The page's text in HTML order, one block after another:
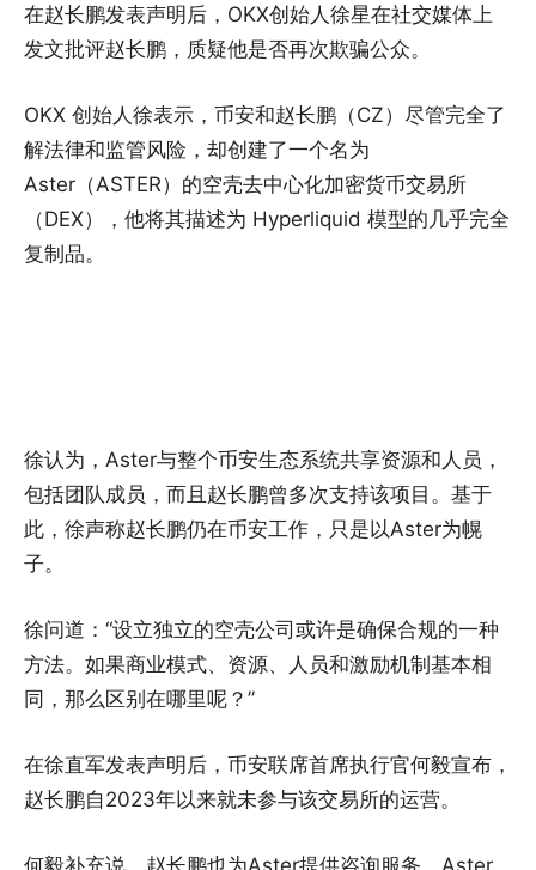
在赵长鹏发表声明后，OKX创始人徐星在社交媒体上
发文批评赵长鹏，质疑他是否再次欺骗公众。
OKX 创始人徐表示，币安和赵长鹏（CZ）尽管完全了
解法律和监管风险，却创建了一个名为
Aster（ASTER）的空壳去中心化加密货币交易所
（DEX），他将其描述为 Hyperliquid 模型的几乎完全
复制品。
徐认为，Aster与整个币安生态系统共享资源和人员，
包括团队成员，而且赵长鹏曾多次支持该项目。基于
此，徐声称赵长鹏仍在币安工作，只是以Aster为幌
子。
徐问道：“设立独立的空壳公司或许是确保合规的一种
方法。如果商业模式、资源、人员和激励机制基本相
同，那么区别在哪里呢？”
在徐直军发表声明后，币安联席首席执行官何毅宣布，
赵长鹏自2023年以来就未参与该交易所的运营。
何毅补充说，赵长鹏也为Aster提供咨询服务。Aster